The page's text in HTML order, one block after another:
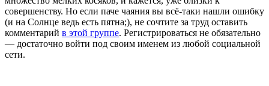
совершенству. Но если паче чаяния вы всё-таки нашли ошибку
(и на Солнце ведь есть пятна;), не сочтите за труд оставить
комментарий в этой группе. Регистрироваться не обязательно
— достаточно войти под своим именем из любой социальной
сети.